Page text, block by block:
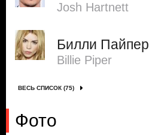
Josh Hartnett
Билли Пайпер
Billie Piper
ВЕСЬ СПИСОК (75)
Фото